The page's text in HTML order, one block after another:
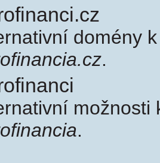
domény
.
možnosti
.